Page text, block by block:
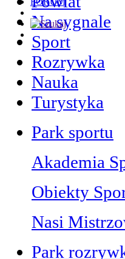
Na sygnale
Sport
Rozrywka
Nauka
Turystyka
Park sportu
Akademia
Obiekty
Nasi
Park